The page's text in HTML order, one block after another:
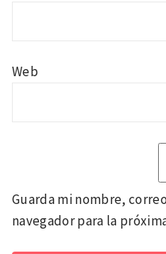
Web
Guarda mi nombre,
navegador para la